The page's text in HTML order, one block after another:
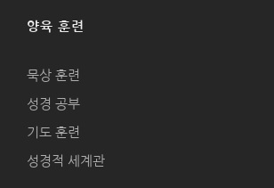
양육 훈련
묵상 훈련
성경 공부
기도 훈련
성경적 세계관